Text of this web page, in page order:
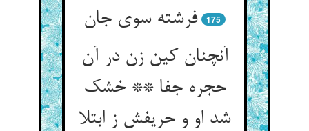
فرشته سوی جان
175
آنچنان کین زن در آن
حجره جفا ** خشک
شد او و حریفش ز ابتلا